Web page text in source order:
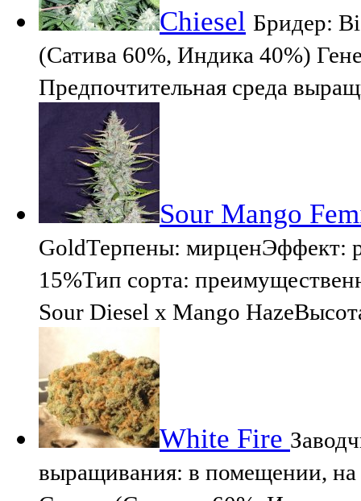
Chiesel Бридер:
(Сатива 60%, Индика 40%)
Предпочтительная среда
Sour Mango
GoldТерпены: мирценЭффект:
15%Тип сорта:
Sour Diesel x Mango
White Fire
выращивания: в помещении,